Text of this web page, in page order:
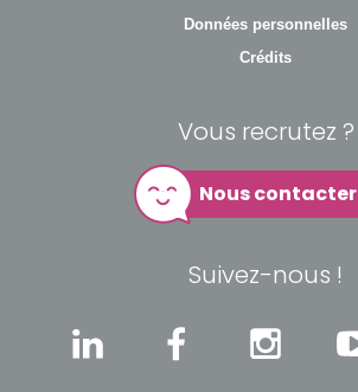
Données personnelles
Crédits
Vous recrutez ?
Nous contacter
Suivez-nous !